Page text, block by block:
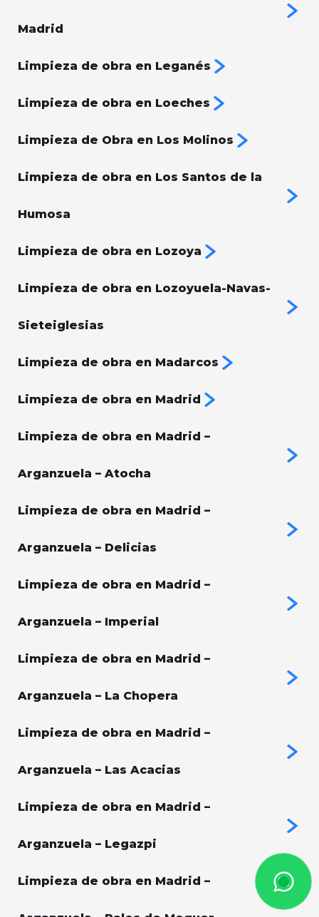
Madrid
Limpieza de obra en Leganés
Limpieza de obra en Loeches
Limpieza de Obra en Los Molinos
Limpieza de obra en Los Santos de la
Humosa
Limpieza de obra en Lozoya
Limpieza de obra en Lozoyuela-Navas-
Sieteiglesias
Limpieza de obra en Madarcos
Limpieza de obra en Madrid
Limpieza de obra en Madrid –
Arganzuela – Atocha
Limpieza de obra en Madrid –
Arganzuela – Delicias
Limpieza de obra en Madrid –
Arganzuela – Imperial
Limpieza de obra en Madrid –
Arganzuela – La Chopera
Limpieza de obra en Madrid –
Arganzuela – Las Acacias
Limpieza de obra en Madrid –
Arganzuela – Legazpi
Limpieza de obra en Madrid –